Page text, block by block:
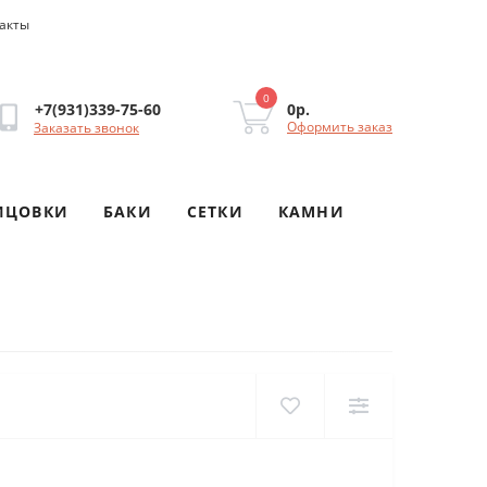
+7(931)339-75-60
Заказать звонок
0
0р.
Оформить заказ
БАКИ СЕТКИ КАМНИ